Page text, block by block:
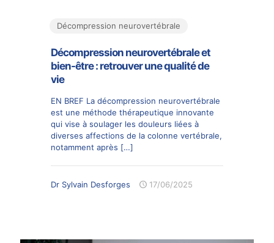
Décompression neurovertébrale
Décompression neurovertébrale et
bien-être : retrouver une qualité de
vie
EN BREF La décompression neurovertébrale
est une méthode thérapeutique innovante
qui vise à soulager les douleurs liées à
diverses affections de la colonne vertébrale,
notamment après […]
Dr Sylvain Desforges 17/06/2025